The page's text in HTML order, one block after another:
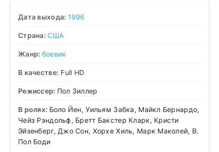
Дата выхода: 1996
Страна:США
Жанр: боевик
В качестве: Full HD
Режиссер: Пол Зиллер
В ролях: Боло Йен, Уильям Забка, Майкл Бернардо,
Чейз Рэндольф, Бретт Бакстер Кларк, Кристи
Эйзенберг, Джо Сон, Хорхе Хиль, Марк Маколей, В.
Пол Боди